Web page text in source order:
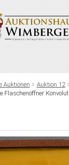
Auktionen Auktion 12
Flaschenöffner Konvolut